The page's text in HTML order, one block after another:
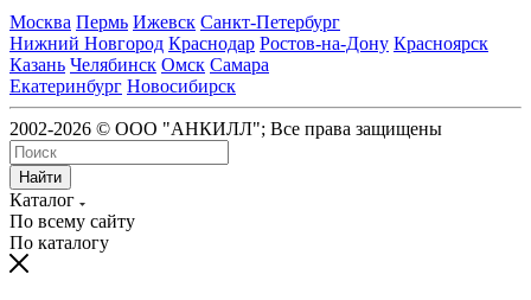
Москва Пермь Ижевск Санкт-Петербург
Нижний Новгород Краснодар Ростов-на-Дону Красноярск
Казань Челябинск Омск Самара
Екатеринбург Новосибирск
2002-2026 © ООО "АНКИЛЛ"; Все права защищены
Найти
Каталог
По всему сайту
По каталогу